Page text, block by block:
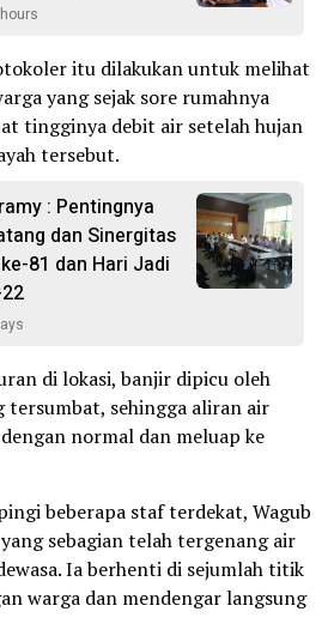
itu dilakukan untuk melihat
yang sejak sore rumahnya
tingginya debit air setelah hujan
tersebut.
: Pentingnya
dan Sinergitas
81 dan Hari Jadi
di lokasi, banjir dipicu oleh
tersumbat, sehingga aliran air
normal dan meluap ke
beberapa staf terdekat, Wagub
sebagian telah tergenang air
Ia berhenti di sejumlah titik
warga dan mendengar langsung